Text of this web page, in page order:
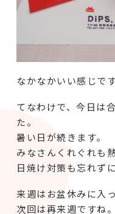
なかなかいい感じです
てなわけで、今日は
た。
暑い日が続きます。
みなさんくれぐれも
日焼け対策も忘れずに
来週はお盆休みに入
次回は再来週ですね。